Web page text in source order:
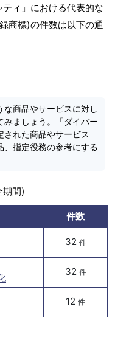
ィ」における代表的な
商標)の件数は以下の通
な商品やサービスに対し
みましょう。「ダイバー
された商品やサービス
、指定役務の参考にする
期間)
件数
32 件
32 件
12 件